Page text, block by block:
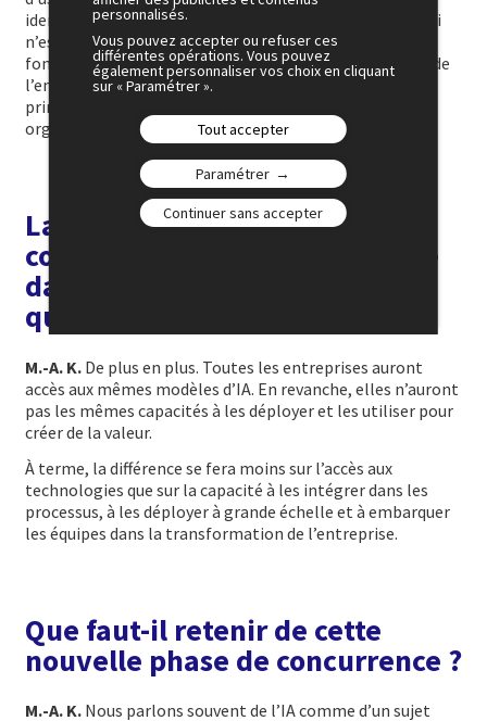
identifié de nombreuses opportunités liées à l’IA. Le défi
n’est plus d’expérimenter, mais de transformer des
fonctions, des métiers et parfois des domaines entiers de
l’entreprise pour créer de la valeur à grande échelle. Le
principal obstacle n’est plus technologique ; il est
organisationnel.
La prochaine bataille
concurrentielle se jouera-t-elle
davantage dans l’organisation
que dans la technologie ?
M.-A. K.De plus en plus. Toutes les entreprises auront
accès aux mêmes modèles d’IA. En revanche, elles n’auront
pas les mêmes capacités à les déployer et les utiliser pour
créer de la valeur.
À terme, la différence se fera moins sur l’accès aux
technologies que sur la capacité à les intégrer dans les
processus, à les déployer à grande échelle et à embarquer
les équipes dans la transformation de l’entreprise.
Que faut-il retenir de cette
nouvelle phase de concurrence ?
M.-A. K.Nous parlons souvent de l’IA comme d’un sujet
personnalisés.
Vous pouvez accepter ou refuser ces
différentes opérations. Vous pouvez
également personnaliser vos choix en cliquant
sur « Paramétrer ».
Tout accepter
Paramétrer
Continuer sans accepter